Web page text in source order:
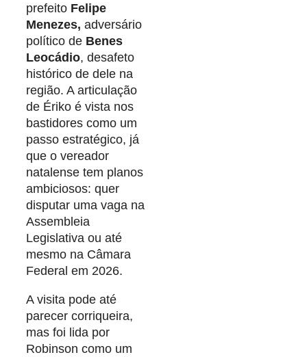
prefeito Felipe
Menezes, adversário
político de Benes
Leocádio, desafeto
histórico de dele na
região. A articulação
de Ériko é vista nos
bastidores como um
passo estratégico, já
que o vereador
natalense tem planos
ambiciosos: quer
disputar uma vaga na
Assembleia
Legislativa ou até
mesmo na Câmara
Federal em 2026.
A visita pode até
parecer corriqueira,
mas foi lida por
Robinson como um